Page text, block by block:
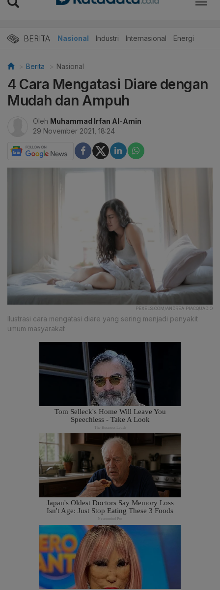
BERITA Nasional Industri Internasional Energi
Berita Nasional
4 Cara Mengatasi Diare dengan
Mudah dan Ampuh
Oleh Muhammad Irfan Al-Amin
29 November 2021, 18:24
PEXELS.COM/ANDREA PIACQUADIO
Ilustrasi cara mengatasi diare yang sering menjadi penyakit
umum masyarakat